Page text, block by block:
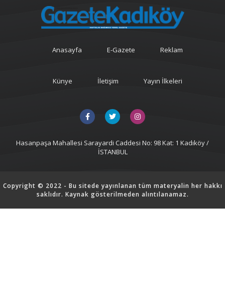
Anasayfa E-Gazete Reklam
Künye İletişim Yayın İlkeleri
Hasanpaşa Mahallesi Sarayardi Caddesi No: 98 Kat: 1 Kadıköy /
İSTANBUL
Copyright © 2022 - Bu sitede yayınlanan tüm materyalin her hakkı
saklıdır. Kaynak gösterilmeden alıntılanamaz.